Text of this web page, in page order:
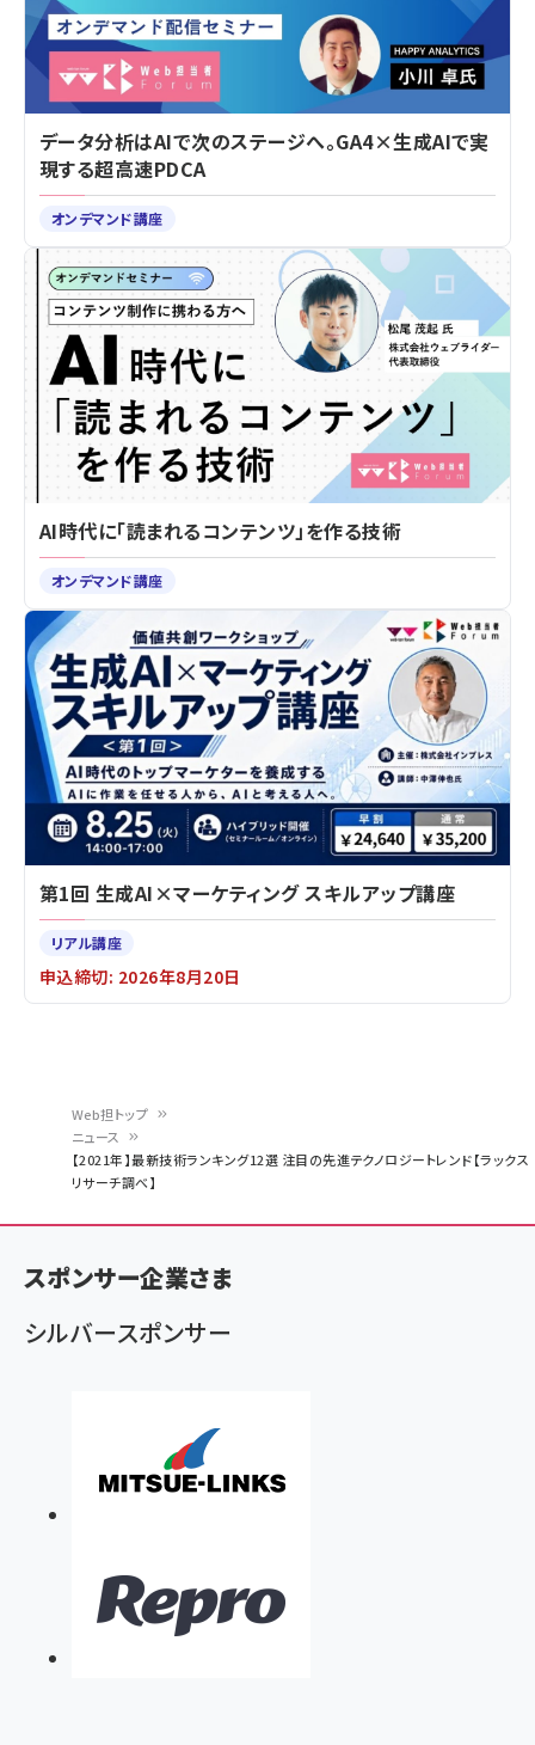
く
ず
Web担トップ
ニュース
【2021年】最新技術ランキング12選 注目の先進テクノロジートレンド【ラックス
リサーチ調べ】
データ分析はAIで次のステージへ。GA4×生成AIで実
現する超高速PDCA
オンデマンド講座
AI時代に「読まれるコンテンツ」を作る技術
オンデマンド講座
第1回 生成AI×マーケティング スキルアップ講座
リアル講座
申込締切: 2026年8月20日
スポンサー企業さま
シルバースポンサー